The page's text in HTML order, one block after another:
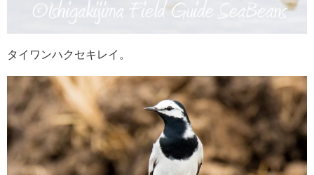
タイワンハクセキレイ。